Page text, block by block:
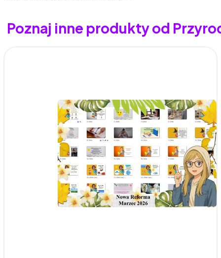
Poznaj inne produkty od